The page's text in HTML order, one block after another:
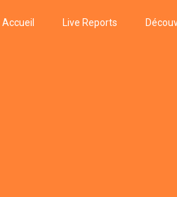
Accueil Live Reports